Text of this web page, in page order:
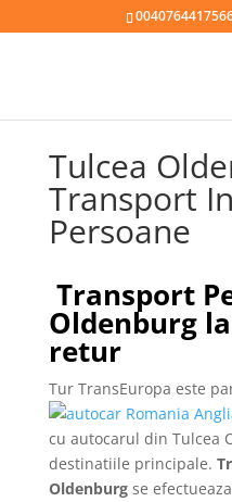
Tulcea
Transport
Persoane
Transport
Oldenburg
retur
Tur TransEuropa este
cu autocarul din Tulcea
destinatiile principale.
Oldenburgse